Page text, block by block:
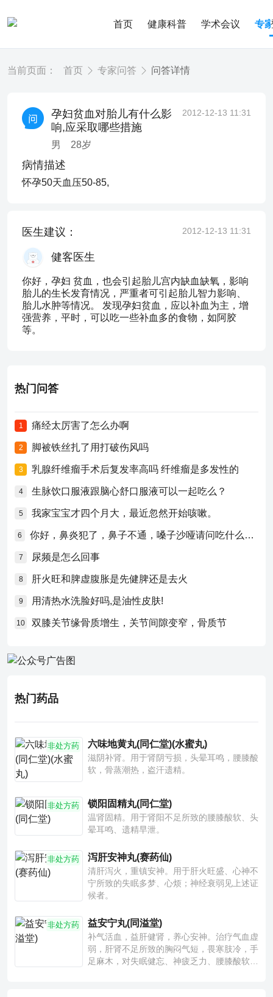
首页 健康科普 学术会议 专
当前页面： 首页 专家问答 问答详情
孕妇贫血对胎儿有什么影
响,应采取哪些措施
男 28岁
2012-12-13 11:31
病情描述
怀孕50天血压50-85,
医生建议： 2012-12-13 11:31
健客医生
你好，孕妇 贫血，也会引起胎儿宫内缺血缺氧，影响
胎儿的生长发育情况，严重者可引起胎儿智力影响、
胎儿水肿等情况。 发现孕妇贫血，应以补血为主，增
强营养，平时，可以吃一些补血多的食物，如阿胶
等。
热门问答
1 痛经太厉害了怎么办啊
2 脚被铁丝扎了用打破伤风吗
3 乳腺纤维瘤手术后复发率高吗 纤维瘤是多发性的
4 生脉饮口服液跟脑心舒口服液可以一起吃么？
5 我家宝宝才四个月大，最近忽然开始咳嗽。
6 你好，鼻炎犯了，鼻子不通，嗓子沙哑请问吃什么药比较好？
7 尿频是怎么回事
8 肝火旺和脾虚腹胀是先健脾还是去火
9 用清热水洗脸好吗,是油性皮肤!
10 双膝关节缘骨质增生，关节间隙变窄，骨质节
热门药品
非处方药 六味地黄丸(同仁堂)(水蜜丸)
滋阴补肾。用于肾阴亏损，头晕耳鸣，腰膝酸
软，骨蒸潮热，盗汗遗精。
非处方药 锁阳固精丸(同仁堂)
温肾固精。用于肾阳不足所致的腰膝酸软、头
晕耳鸣、遗精早泄。
非处方药 泻肝安神丸(赛药仙)
清肝泻火，重镇安神。用于肝火旺盛、心神不
宁所致的失眠多梦、心烦；神经衰弱见上述证
候者。
非处方药 益安宁丸(同溢堂)
补气活血，益肝健肾，养心安神。治疗气血虚
弱，肝肾不足所致的胸闷气短，畏寒肢冷，手
足麻木，对失眠健忘、神疲乏力、腰膝酸软也